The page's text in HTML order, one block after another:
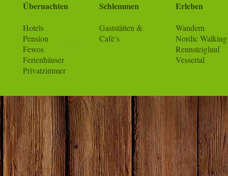
Übernachten
Hotels
Pension
Fewos
Ferienhäuser
Privatzimmer
Schlemmen
Gaststätten &
Café’s
Erleben
Wandern
Nordic Walking
Rennsteiglauf
Vessertal